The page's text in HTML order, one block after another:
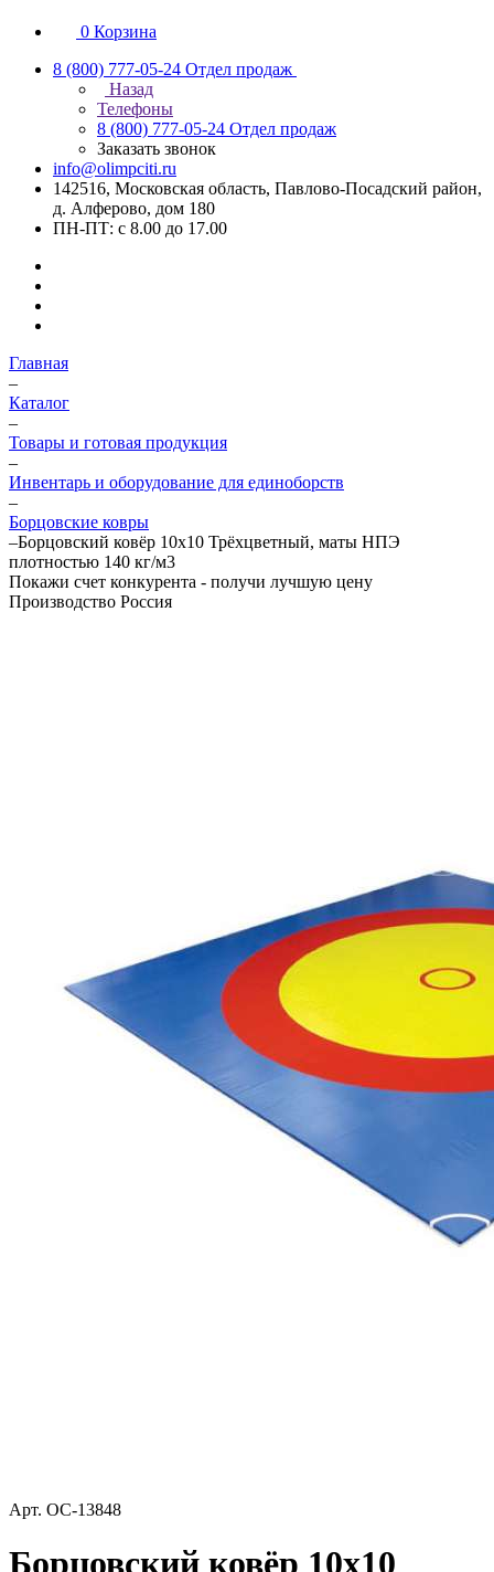
0 Корзина
8 (800) 777-05-24 Отдел продаж
Назад
Телефоны
8 (800) 777-05-24 Отдел продаж
Заказать звонок
info@olimpciti.ru
142516, Московская область, Павлово-Посадский район,
д. Алферово, дом 180
ПН-ПТ: с 8.00 до 17.00
Главная
–
Каталог
–
Товары и готовая продукция
–
Инвентарь и оборудование для единоборств
–
Борцовские ковры
–Борцовский ковёр 10х10 Трёхцветный, маты НПЭ
плотностью 140 кг/м3
Покажи счет конкурента - получи лучшую цену
Производство Россия
Арт. ОС-13848
Борцовский ковёр 10х10